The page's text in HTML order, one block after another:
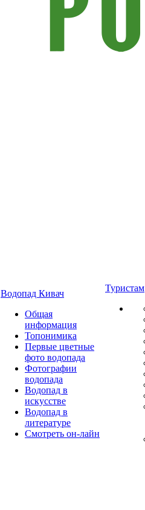
Водопад Кивач
Общая
информация
Топонимика
Первые цветные
фото водопада
Фотографии
водопада
Водопад в
искусстве
Водопад в
литературе
Смотреть он-лайн
Туристам